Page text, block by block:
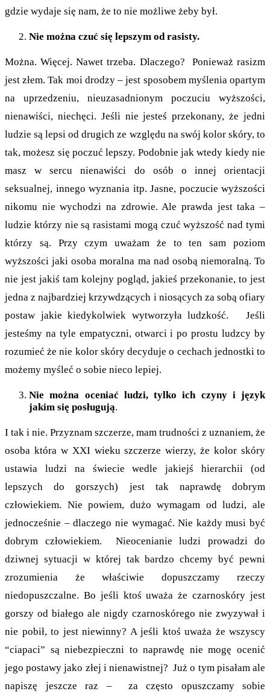
gdzie wydaje się nam, że to nie możliwe żeby był.
Nie można czuć się lepszym od rasisty.
Można. Więcej. Nawet trzeba. Dlaczego? Ponieważ rasizm
jest złem. Tak moi drodzy – jest sposobem myślenia opartym
na uprzedzeniu, nieuzasadnionym poczuciu wyższości,
nienawiści, niechęci. Jeśli nie jesteś przekonany, że jedni
ludzie są lepsi od drugich ze względu na swój kolor skóry, to
tak, możesz się poczuć lepszy. Podobnie jak wtedy kiedy nie
masz w sercu nienawiści do osób o innej orientacji
seksualnej, innego wyznania itp. Jasne, poczucie wyższości
nikomu nie wychodzi na zdrowie. Ale prawda jest taka –
ludzie którzy nie są rasistami mogą czuć wyższość nad tymi
którzy są. Przy czym uważam że to ten sam poziom
wyższości jaki osoba moralna ma nad osobą niemoralną. To
nie jest jakiś tam kolejny pogląd, jakieś przekonanie, to jest
jedna z najbardziej krzywdzących i niosących za sobą ofiary
postaw jakie kiedykolwiek wytworzyła ludzkość. Jeśli
jesteśmy na tyle empatyczni, otwarci i po prostu ludzcy by
rozumieć że nie kolor skóry decyduje o cechach jednostki to
możemy myśleć o sobie nieco lepiej.
Nie można oceniać ludzi, tylko ich czyny i język
jakim się posługują.
I tak i nie. Przyznam szczerze, mam trudności z uznaniem, że
osoba która w XXI wieku szczerze wierzy, że kolor skóry
ustawia ludzi na świecie wedle jakiejś hierarchii (od
lepszych do gorszych) jest tak naprawdę dobrym
człowiekiem. Nie powiem, dużo wymagam od ludzi, ale
jednocześnie – dlaczego nie wymagać. Nie każdy musi być
dobrym człowiekiem. Nieocenianie ludzi prowadzi do
dziwnej sytuacji w której tak bardzo chcemy być pewni
zrozumienia że właściwie dopuszczamy rzeczy
niedopuszczalne. Bo jeśli ktoś uważa że czarnoskóry jest
gorszy od białego ale nigdy czarnoskórego nie zwyzywał i
nie pobił, to jest niewinny? A jeśli ktoś uważa że wszyscy
“ciapaci” są niebezpieczni to naprawdę nie mogę ocenić
jego postawy jako złej i nienawistnej? Już o tym pisałam ale
napiszę jeszcze raz – za często opuszczamy sobie